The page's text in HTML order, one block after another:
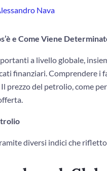
Nava
e Come Viene
a livello globale,
finanziari. Comprendere
prezzo del petrolio, come
diversi indici che